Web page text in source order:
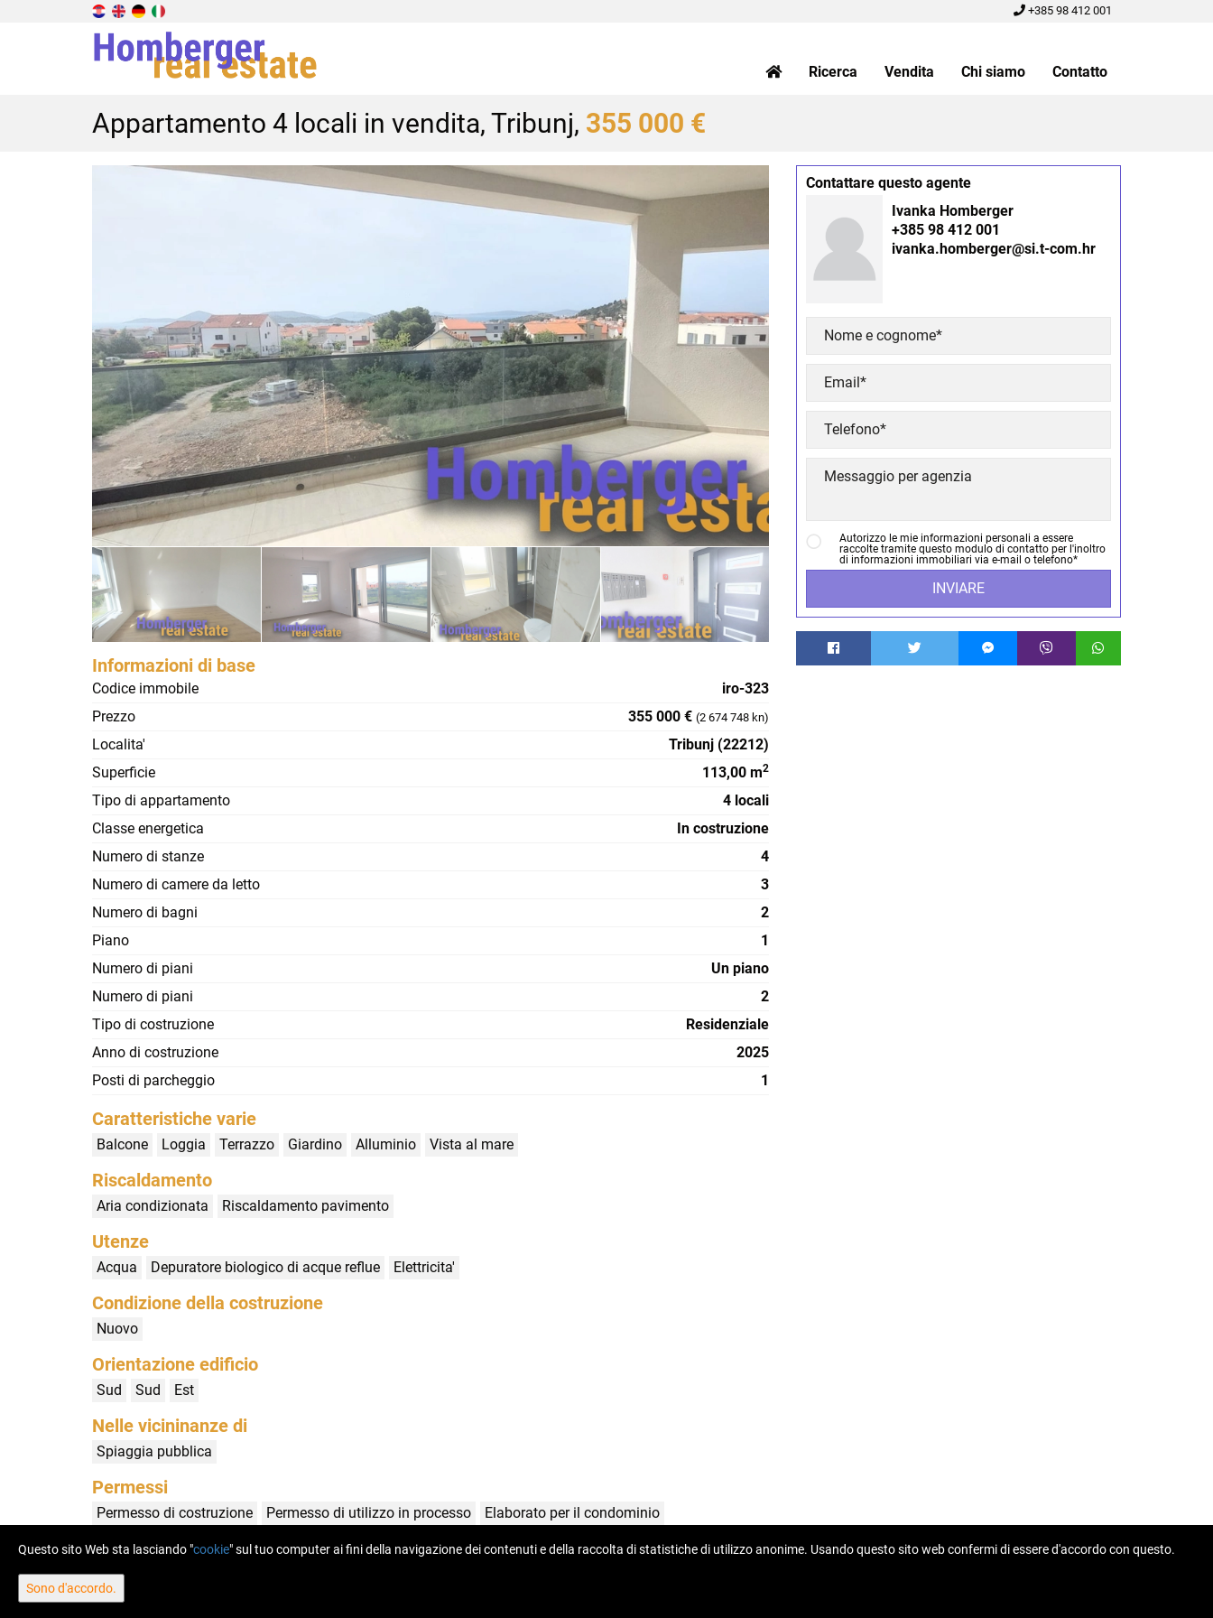
+385 98 412 001
Ricerca Vendita Chi siamo Contatto
Appartamento 4 locali in vendita, Tribunj, 355 000 €
Informazioni di base
Codice immobile
iro-323
Prezzo
355 000 € (2 674 748 kn)
Localita'
Tribunj (22212)
Superficie
113,00 m2
Tipo di appartamento
4 locali
Classe energetica
In costruzione
Numero di stanze
4
Numero di camere da letto
3
Numero di bagni
2
Piano
1
Numero di piani
Un piano
Numero di piani
2
Tipo di costruzione
Residenziale
Anno di costruzione
2025
Posti di parcheggio
1
Caratteristiche varie
Balcone Loggia Terrazzo Giardino Alluminio Vista al mare
Riscaldamento
Aria condizionata Riscaldamento pavimento
Utenze
Acqua Depuratore biologico di acque reflue Elettricita'
Condizione della costruzione
Nuovo
Orientazione edificio
Sud Sud Est
Nelle vicininanze di
Spiaggia pubblica
Permessi
Permesso di costruzione Permesso di utilizzo in processo
Elaborato per il condominio
Certificato di proprietà
Contattare questo agente
Ivanka Homberger
+385 98 412 001
ivanka.homberger@si.t-com.hr
Autorizzo le mie informazioni personali a essere
raccolte tramite questo modulo di contatto per l'inoltro
di informazioni immobiliari via e-mail o telefono*
INVIARE
Questo sito Web sta lasciando "cookie" sul tuo computer ai fini della navigazione dei contenuti e della raccolta di statistiche di utilizzo anonime. Usando questo sito web confermi di essere d'accordo con questo.
Sono d'accordo.